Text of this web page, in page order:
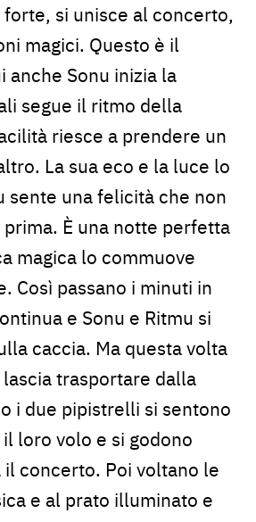
si unisce al concerto,
magici. Questo è il
anche Sonu inizia la
segue il ritmo della
riesce a prendere un
La sua eco e la luce lo
sente una felicità che non
È una notte perfetta
magica lo commuove
Così passano i minuti in
e Sonu e Ritmu si
caccia. Ma questa volta
trasportare dalla
i due pipistrelli si sentono
loro volo e si godono
il concerto. Poi voltano le
e al prato illuminato e